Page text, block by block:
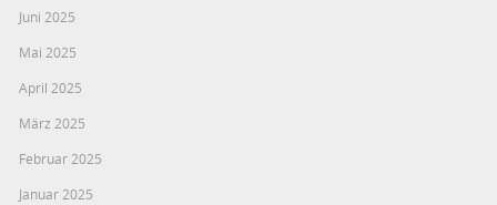
Juni 2025
Mai 2025
April 2025
März 2025
Februar 2025
Januar 2025